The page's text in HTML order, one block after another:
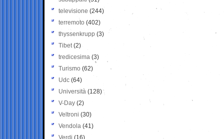
televisione(244)
terremoto (402)
thyssenkrupp (3)
Tibet(2)
tredicesima (3)
Turismo (62)
Udc (64)
Università (128)
V-Day (2)
Veltroni (30)
Vendola (41)
Verdi (16)